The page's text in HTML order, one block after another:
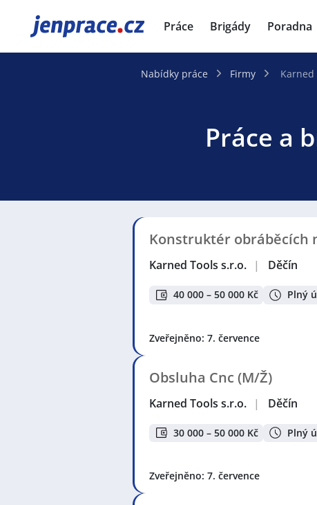
JenPráce.cz Práce Brigády Poradna
Nabídky práce Firmy Karned
Práce a
Konstruktér obráběcích
Karned Tools s.r.o. | Děčín
40 000 – 50 000 Kč Plný
Zveřejněno: 7. července
Obsluha Cnc (M/Ž)
Karned Tools s.r.o. | Děčín
30 000 – 50 000 Kč Plný
Zveřejněno: 7. července